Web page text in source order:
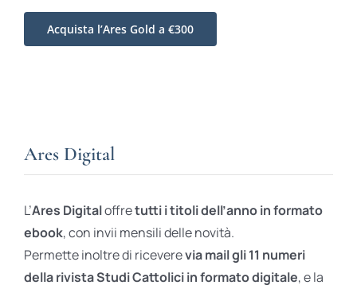
Acquista l’Ares Gold a €300
Ares Digital
L’Ares Digitaloffretutti i titoli dell’anno in formato
ebook, con invii mensili delle novità.
Permette inoltre di riceverevia mail gli 11 numeri
della rivista Studi Cattolici in formato digitale, e la